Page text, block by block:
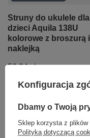
Struny do ukulele dla
dzieci Aquila 138U
kolorowe z broszurą i
naklejką
56,24 zł
+ Dodaj do porównania
Konfiguracja
Dbamy o Twoją
Sklep korzysta z plików
Polityką dotyczącą